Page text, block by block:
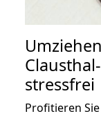
stressfrei
Profitieren